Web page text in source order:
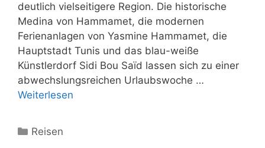
deutlich vielseitigere Region. Die historische
Medina von Hammamet, die modernen
Ferienanlagen von Yasmine Hammamet, die
Hauptstadt Tunis und das blau-weiße
Künstlerdorf Sidi Bou Saïd lassen sich zu einer
abwechslungsreichen Urlaubswoche …
Weiterlesen
Kategorien
Reisen